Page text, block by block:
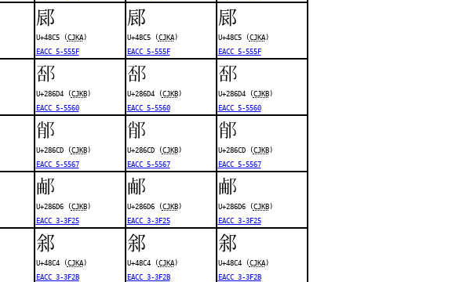
䣅
U+48C5 (CJKA)
EACC 5-555F
䣅
U+48C5 (CJKA)
EACC 5-555F
䣅
U+48C5 (CJKA)
EACC 5-555F
𨛔
U+286D4 (CJKB)
EACC 5-5560
𨛔
U+286D4 (CJKB)
EACC 5-5560
𨛔
U+286D4 (CJKB)
EACC 5-5560
𨛍
U+286CD (CJKB)
EACC 5-5567
𨛍
U+286CD (CJKB)
EACC 5-5567
𨛍
U+286CD (CJKB)
EACC 5-5567
𨛖
U+286D6 (CJKB)
EACC 3-3F25
𨛖
U+286D6 (CJKB)
EACC 3-3F25
𨛖
U+286D6 (CJKB)
EACC 3-3F25
䣄
U+48C4 (CJKA)
EACC 3-3F2B
䣄
U+48C4 (CJKA)
EACC 3-3F2B
䣄
U+48C4 (CJKA)
EACC 3-3F2B